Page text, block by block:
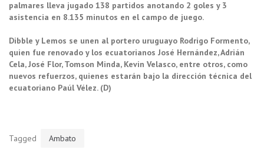
palmares lleva jugado 138 partidos anotando 2 goles y 3
asistencia en 8.135 minutos en el campo de juego.
Dibble y Lemos se unen al portero uruguayo Rodrigo Formento,
quien fue renovado y los ecuatorianos José Hernández, Adrián
Cela, José Flor, Tomson Minda, Kevin Velasco, entre otros, como
nuevos refuerzos, quienes estarán bajo la dirección técnica del
ecuatoriano Paúl Vélez. (D)
Tagged Ambato